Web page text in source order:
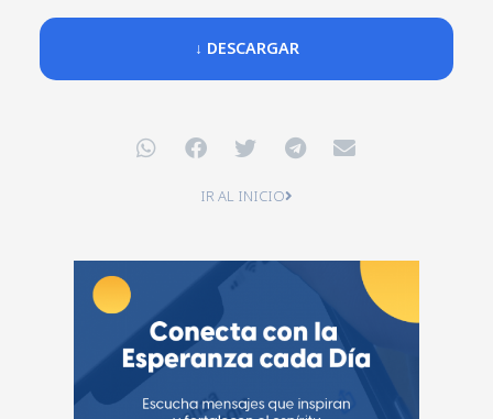
↓ DESCARGAR
IR AL INICIO